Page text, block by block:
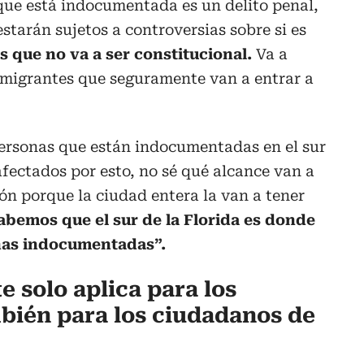
está indocumentada es un delito penal,
sujetos a controversias sobre si es
que no va a ser constitucional. Va a
que seguramente van a entrar a
que están indocumentadas en el sur
por esto, no sé qué alcance van a
porque la ciudad entera la van a tener
que el sur de la Florida es donde
indocumentadas”.
solo aplica para los
para los ciudadanos de